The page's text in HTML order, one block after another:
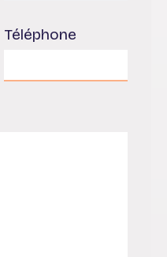
Téléphone